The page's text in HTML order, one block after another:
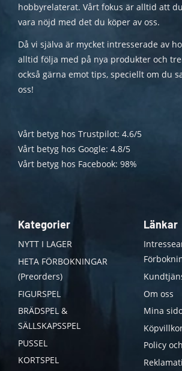
hobbyrelaterat. Vårt fokus är alltid att
vara nöjd med det du köper av oss.
Då vi själva är mycket intresserade av
alltid följa med på nya produkter och
också gärna emot tips, speciellt om du
oss!
Vårt betyg hos Trustpilot: 4.6/5
Vårt betyg hos Google: 4.8/5
Vårt betyg hos Facebook: 98%
Kategorier
NYTT I LAGER
HETA FÖRBOKNINGAR
(Preorders)
FIGURSPEL
BRÄDSPEL &
SÄLLSKAPSSPEL
PUSSEL
KORTSPEL
Länkar
Om oss
Mina
Policy